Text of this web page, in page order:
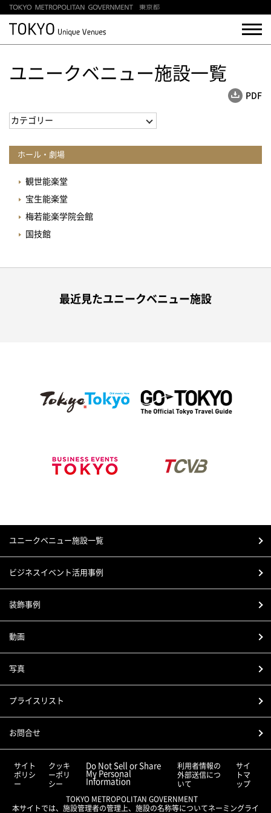
ユニークベニュー施設一覧
PDF
ホール・劇場
観世能楽堂
宝生能楽堂
梅若能楽学院会館
国技館
最近見たユニークベニュー施設
ユニークベニュー施設一覧
ビジネスイベント活用事例
装飾事例
動画
写真
プライスリスト
お問合せ
サイト
ポリシ
ー
クッキ
ーポリ
シー
Do Not Sell or Share
My Personal
Information
利用者情報の
外部送信につ
いて
サイ
トマ
ップ
TOKYO METROPOLITAN GOVERNMENT
本サイトでは、施設管理者の管理上、施設の名称等についてネーミングライ